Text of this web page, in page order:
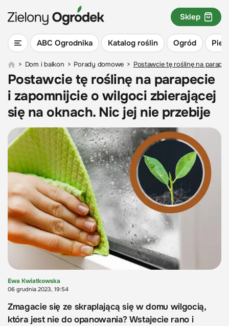
ABC Ogrodnika Katalog roślin Ogród
Sklep
> Dom i balkon > Porady domowe > Postawcie tę roślinę na
Postawcie tę roślinę na parapecie
i zapomnijcie o wilgoci zbierającej
się na oknach. Nic jej nie przebije
Ewa Kwiatkowska
06 grudnia 2023, 19:54
Zmagacie się ze skraplającą się w domu wilgocią,
która jest nie do opanowania? Wstajecie rano i